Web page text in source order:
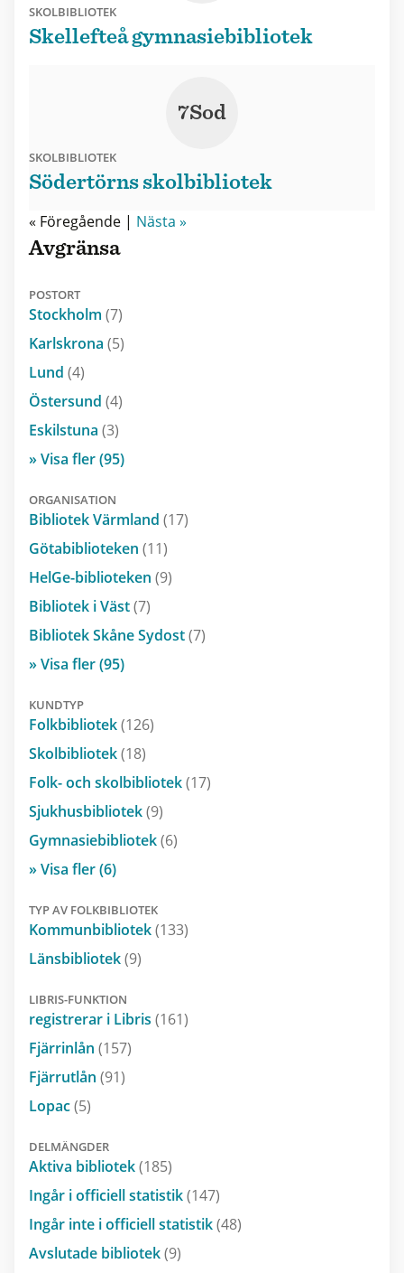
SKOLBIBLIOTEK
Skellefteå gymnasiebibliotek
7Sod
SKOLBIBLIOTEK
Södertörns skolbibliotek
« Föregående | Nästa »
Avgränsa
POSTORT
Stockholm (7)
Karlskrona (5)
Lund (4)
Östersund (4)
Eskilstuna (3)
» Visa fler (95)
ORGANISATION
Bibliotek Värmland (17)
Götabiblioteken (11)
HelGe-biblioteken (9)
Bibliotek i Väst(7)
Bibliotek Skåne Sydost(7)
» Visa fler (95)
KUNDTYP
Folkbibliotek(126)
Skolbibliotek(18)
Folk- och skolbibliotek(17)
Sjukhusbibliotek(9)
Gymnasiebibliotek(6)
» Visa fler (6)
TYP AV FOLKBIBLIOTEK
Kommunbibliotek(133)
Länsbibliotek(9)
LIBRIS-FUNKTION
registrerar i Libris (161)
Fjärrinlån (157)
Fjärrutlån (91)
Lopac(5)
DELMÄNGDER
Aktiva bibliotek(185)
Ingår i officiell statistik(147)
Ingår inte i officiell statistik(48)
Avslutade bibliotek(9)